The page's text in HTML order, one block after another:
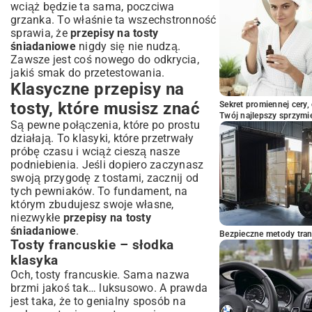
wciąż będzie ta sama, poczciwa
grzanka. To właśnie ta wszechstronność
sprawia, że przepisy na tosty
śniadaniowenigdy się nie nudzą.
Zawsze jest coś nowego do odkrycia,
jakiś smak do przetestowania.
Klasyczne przepisy na
tosty, które musisz znać
Są pewne połączenia, które po prostu
działają. To klasyki, które przetrwały
próbę czasu i wciąż cieszą nasze
podniebienia. Jeśli dopiero zaczynasz
swoją przygodę z tostami, zacznij od
tych pewniaków. To fundament, na
którym zbudujesz swoje własne,
niezwykłe przepisy na tosty
śniadaniowe.
Tosty francuskie – słodka
klasyka
Och, tosty francuskie. Sama nazwa
brzmi jakoś tak… luksusowo. A prawda
jest taka, że to genialny sposób na
Sekret promiennej
Twój najlepszy
Bezpieczne metody